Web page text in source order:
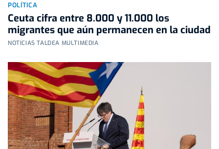
POLÍTICA
Ceuta cifra entre 8.000 y 11.000 los
migrantes que aún permanecen en la ciudad
NOTICIAS TALDEA MULTIMEDIA